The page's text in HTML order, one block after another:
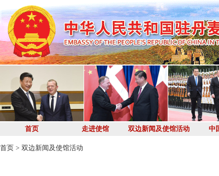
首页 走进使馆 双边新闻及使馆活动 中
首页 > 双边新闻及使馆活动